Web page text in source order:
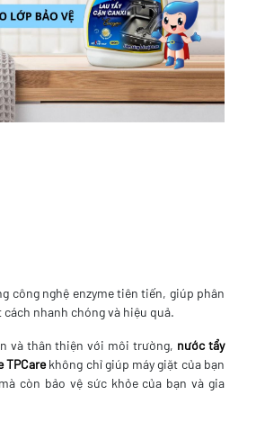
công nghệ enzyme tiên tiến, giúp phân
nhanh chóng và hiệu quả.
và thân thiện với môi trường, nước tẩy
TPCarekhông chỉ giúp máy giặt của bạn
còn bảo vệ sức khỏe của bạn và gia